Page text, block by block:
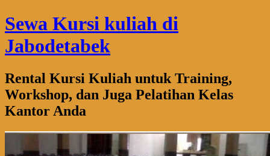
Sewa Kursi kuliah di
Jabodetabek
Rental Kursi Kuliah untuk Training,
Workshop, dan Juga Pelatihan Kelas
Kantor Anda